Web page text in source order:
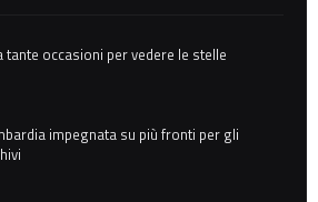
tante occasioni per vedere le stelle
impegnata su più fronti per gli